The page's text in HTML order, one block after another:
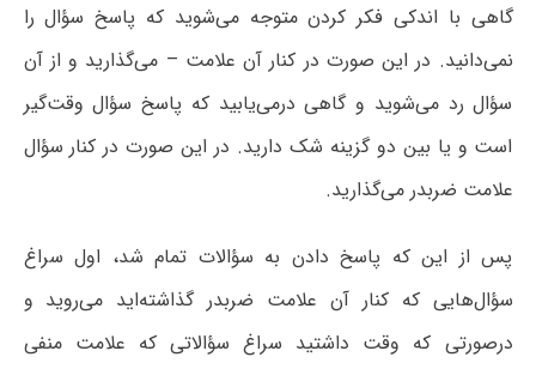
گاهی با اندکی فکر کردن متوجه می‌شوید که پاسخ سؤال را
نمی‌دانید. در این صورت در کنار آن علامت – می‌گذارید و از آن
سؤال رد می‌شوید و گاهی درمی‌یابید که پاسخ سؤال وقت‌گیر
است و یا بین دو گزینه شک دارید. در این صورت در کنار سؤال
علامت ضربدر می‌گذارید.
پس از این که پاسخ دادن به سؤالات تمام شد، اول سراغ
سؤال‌هایی که کنار آن علامت ضربدر گذاشته‌اید می‌روید و
درصورتی که وقت داشتید سراغ سؤالاتی که علامت منفی